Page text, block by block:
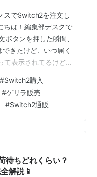
スでSwitch2を注文し
ちは！編集部デスクで
タンを押した瞬間、
きたけど、いつ届く
て表示されてるけど、
ちで、毎日スマホを
ります！ 編集部デス
スで予約したとき、
しました😢 SNSを見
突然キャンセルされ…
#Switch2購入
#ゲリラ販売
#Switch2通販
待ちどれくらい？
解説📱